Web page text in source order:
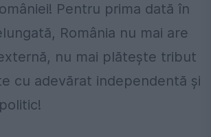
Pentru prima dată în
România nu mai are
nu mai plătește tribut
cu adevărat independentă și